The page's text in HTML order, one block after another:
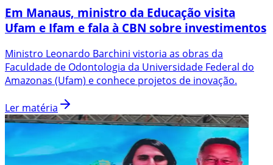
Em Manaus, ministro da Educação visita
Ufam e Ifam e fala à CBN sobre investimentos
Ministro Leonardo Barchini vistoria as obras da
Faculdade de Odontologia da Universidade Federal do
Amazonas (Ufam) e conhece projetos de inovação.
Ler matéria